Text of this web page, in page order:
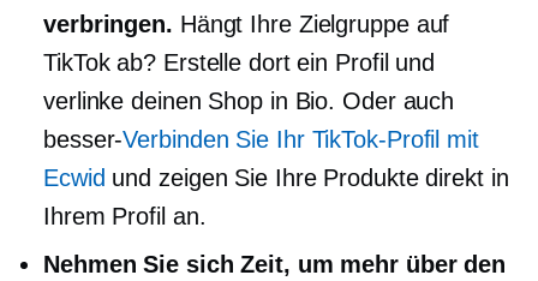
verbringen. Hängt Ihre Zielgruppe auf
TikTok ab? Erstelle dort ein Profil und
verlinke deinen Shop in Bio. Oder auch
besser-Verbinden Sie Ihr TikTok-Profil mit
Ecwid und zeigen Sie Ihre Produkte direkt in
Ihrem Profil an.
Nehmen Sie sich Zeit, um mehr über den